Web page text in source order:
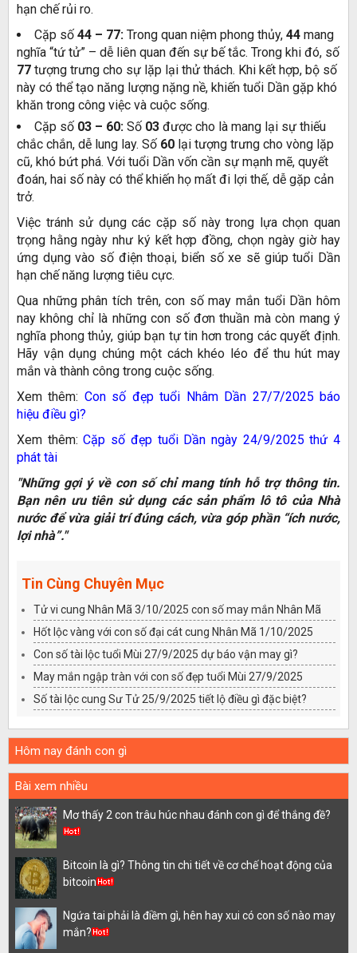
hạn chế rủi ro.
Cặp số 44 – 77: Trong quan niệm phong thủy, 44 mang
nghĩa “tứ tử” – dễ liên quan đến sự bế tắc. Trong khi đó, số
77 tượng trưng cho sự lặp lại thử thách. Khi kết hợp, bộ số
này có thể tạo năng lượng nặng nề, khiến tuổi Dần gặp khó
khăn trong công việc và cuộc sống.
Cặp số 03 – 60: Số 03 được cho là mang lại sự thiếu
chắc chắn, dễ lung lay. Số 60 lại tượng trưng cho vòng lặp
cũ, khó bứt phá. Với tuổi Dần vốn cần sự mạnh mẽ, quyết
đoán, hai số này có thể khiến họ mất đi lợi thế, dễ gặp cản
trở.
Việc tránh sử dụng các cặp số này trong lựa chọn quan
trọng hằng ngày như ký kết hợp đồng, chọn ngày giờ hay
ứng dụng vào số điện thoại, biển số xe sẽ giúp tuổi Dần
hạn chế năng lượng tiêu cực.
Qua những phân tích trên, con số may mắn tuổi Dần hôm
nay không chỉ là những con số đơn thuần mà còn mang ý
nghĩa phong thủy, giúp bạn tự tin hơn trong các quyết định.
Hãy vận dụng chúng một cách khéo léo để thu hút may
mắn và thành công trong cuộc sống.
Xem thêm: Con số đẹp tuổi Nhâm Dần 27/7/2025 báo
hiệu điều gì?
Xem thêm:Cặp số đẹp tuổi Dần ngày 24/9/2025 thứ 4
phát tài
"Những gợi ý về con số chỉ mang tính hỗ trợ thông tin.
Bạn nên ưu tiên sử dụng các sản phẩm lô tô của Nhà
nước để vừa giải trí đúng cách, vừa góp phần “ích nước,
lợi nhà”."
Tin Cùng Chuyên Mục
Tử vi cung Nhân Mã 3/10/2025 con số may mắn Nhân Mã
Hốt lộc vàng với con số đại cát cung Nhân Mã 1/10/2025
Con số tài lộc tuổi Mùi 27/9/2025 dự báo vận may gì?
May mắn ngập tràn với con số đẹp tuổi Mùi 27/9/2025
Số tài lộc cung Sư Tử 25/9/2025 tiết lộ điều gì đặc biệt?
Hôm nay đánh con gì
Bài xem nhiều
Mơ thấy 2 con trâu húc nhau đánh con gì để thắng đề?
Bitcoin là gì? Thông tin chi tiết về cơ chế hoạt động của
bitcoin
Ngứa tai phải là điềm gì, hên hay xui có con số nào may
mắn?